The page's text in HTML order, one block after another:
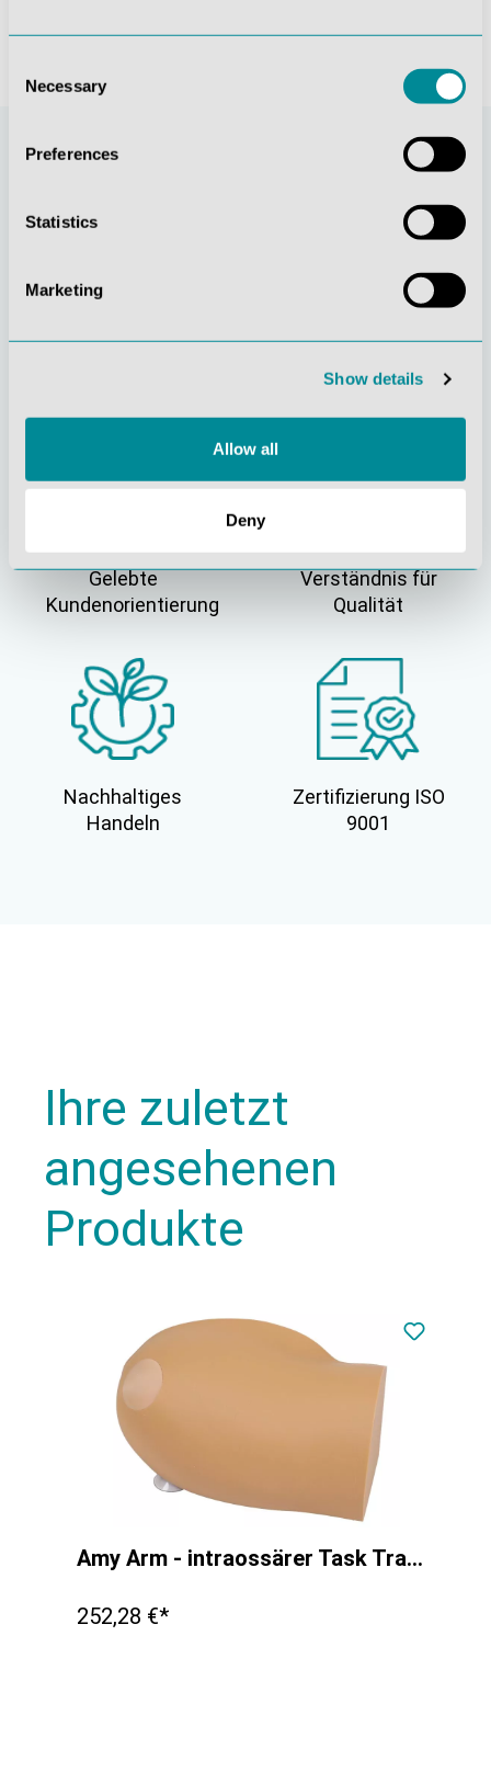
Selection
Necessary
Preferences
Statistics
Marketing
Show details
Allow all
Deny
Verantwortung
Gelebte
Kundenorientierung
Verständnis für
Qualität
Nachhaltiges
Handeln
Zertifizierung ISO
9001
Ihre zuletzt
angesehenen
Produkte
Amy Arm - intraossärer Task Trainer
252,28 €*